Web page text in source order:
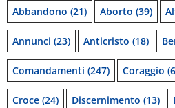
Abbandono (21) Aborto (39)
Annunci (23) Anticristo (18)
Comandamenti (247) Coraggio
Croce (24) Discernimento (13)